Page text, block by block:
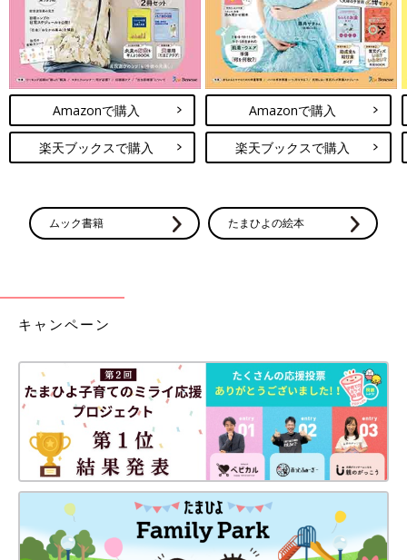
Amazonで購入
楽天ブックスで購入
Amazonで購入
楽天ブックスで購入
ムック書籍 たまひよの絵本
キャンペーン